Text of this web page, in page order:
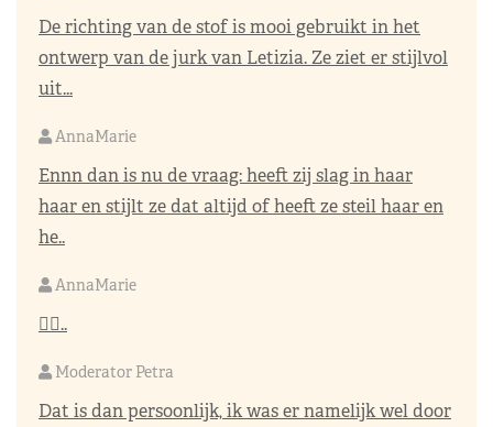
De richting van de stof is mooi gebruikt in het
ontwerp van de jurk van Letizia. Ze ziet er stijlvol
uit...
AnnaMarie
Ennn dan is nu de vraag: heeft zij slag in haar
haar en stijlt ze dat altijd of heeft ze steil haar en
he..
AnnaMarie
👌🏼..
Moderator Petra
Dat is dan persoonlijk, ik was er namelijk wel door